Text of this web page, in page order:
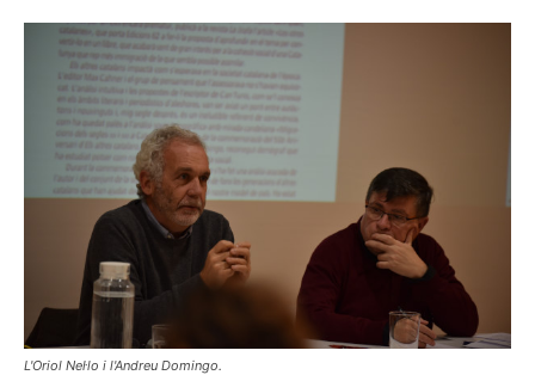
L'Oriol Nel·lo i l'Andreu Domingo.